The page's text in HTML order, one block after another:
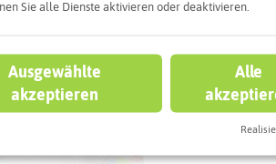
Sie alle Dienste aktivieren oder deaktivieren.
Ausgewählte
akzeptieren
Alle